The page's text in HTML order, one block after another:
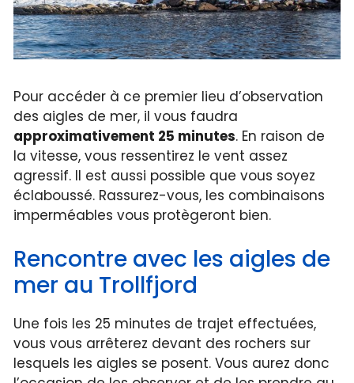
Pour accéder à ce premier lieu d’observation
des aigles de mer, il vous faudra
approximativement 25 minutes. En raison de
la vitesse, vous ressentirez le vent assez
agressif. Il est aussi possible que vous soyez
éclaboussé. Rassurez-vous, les combinaisons
imperméables vous protègeront bien.
Rencontre avec les aigles de
mer au Trollfjord
Une fois les 25 minutes de trajet effectuées,
vous vous arrêterez devant des rochers sur
lesquels les aigles se posent. Vous aurez donc